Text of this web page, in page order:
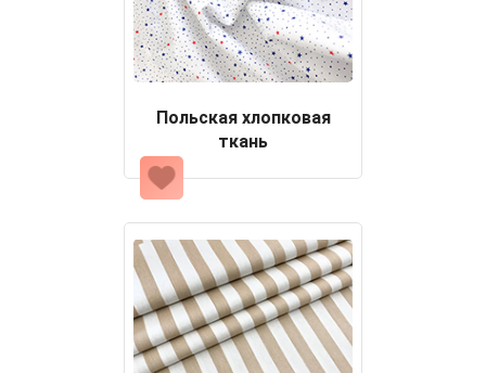
Польская хлопковая
ткань